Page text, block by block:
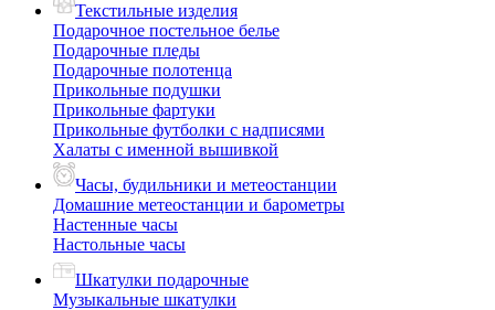
Текстильные изделия
Подарочное постельное белье
Подарочные пледы
Подарочные полотенца
Прикольные подушки
Прикольные фартуки
Прикольные футболки с надписями
Халаты с именной вышивкой
Часы, будильники и метеостанции
Домашние метеостанции и барометры
Настенные часы
Настольные часы
Шкатулки подарочные
Музыкальные шкатулки